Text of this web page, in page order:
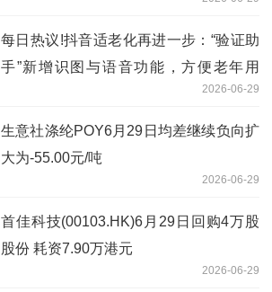
每日热议!抖音适老化再进一步：“验证助
手”新增识图与语音功能，方便老年用
2026-06-29
生意社涤纶POY6月29日均差继续负向扩
大为-55.00元/吨
2026-06-29
首佳科技(00103.HK)6月29日回购4万股
股份 耗资7.90万港元
2026-06-29